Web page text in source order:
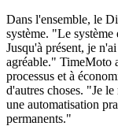
Dans l'ensemble, le
système. "Le
Jusqu'à présent, je
agréable." TimeMoto
processus et à
d'autres choses. "Je
une automatisation
permanents."